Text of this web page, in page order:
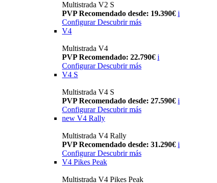
Multistrada V2 S
PVP Recomendado desde: 19.390€ i
Configurar Descubrir más
V4
Multistrada V4
PVP Recomendado: 22.790€ i
Configurar Descubrir más
V4 S
Multistrada V4 S
PVP Recomendado desde: 27.590€ i
Configurar Descubrir más
new V4 Rally
Multistrada V4 Rally
PVP Recomendado desde: 31.290€ i
Configurar Descubrir más
V4 Pikes Peak
Multistrada V4 Pikes Peak